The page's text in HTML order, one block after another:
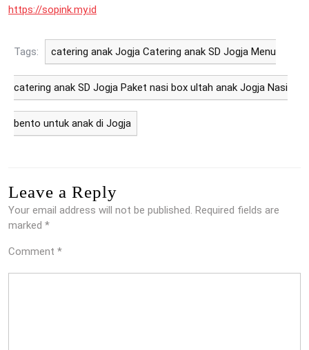
https://sopink.my.id
Tags: catering anak Jogja Catering anak SD Jogja Menu
catering anak SD Jogja Paket nasi box ultah anak Jogja Nasi
bento untuk anak di Jogja
Leave a Reply
Your email address will not be published. Required fields are
marked *
Comment *